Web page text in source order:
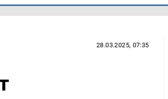
28.03.2025, 07:35